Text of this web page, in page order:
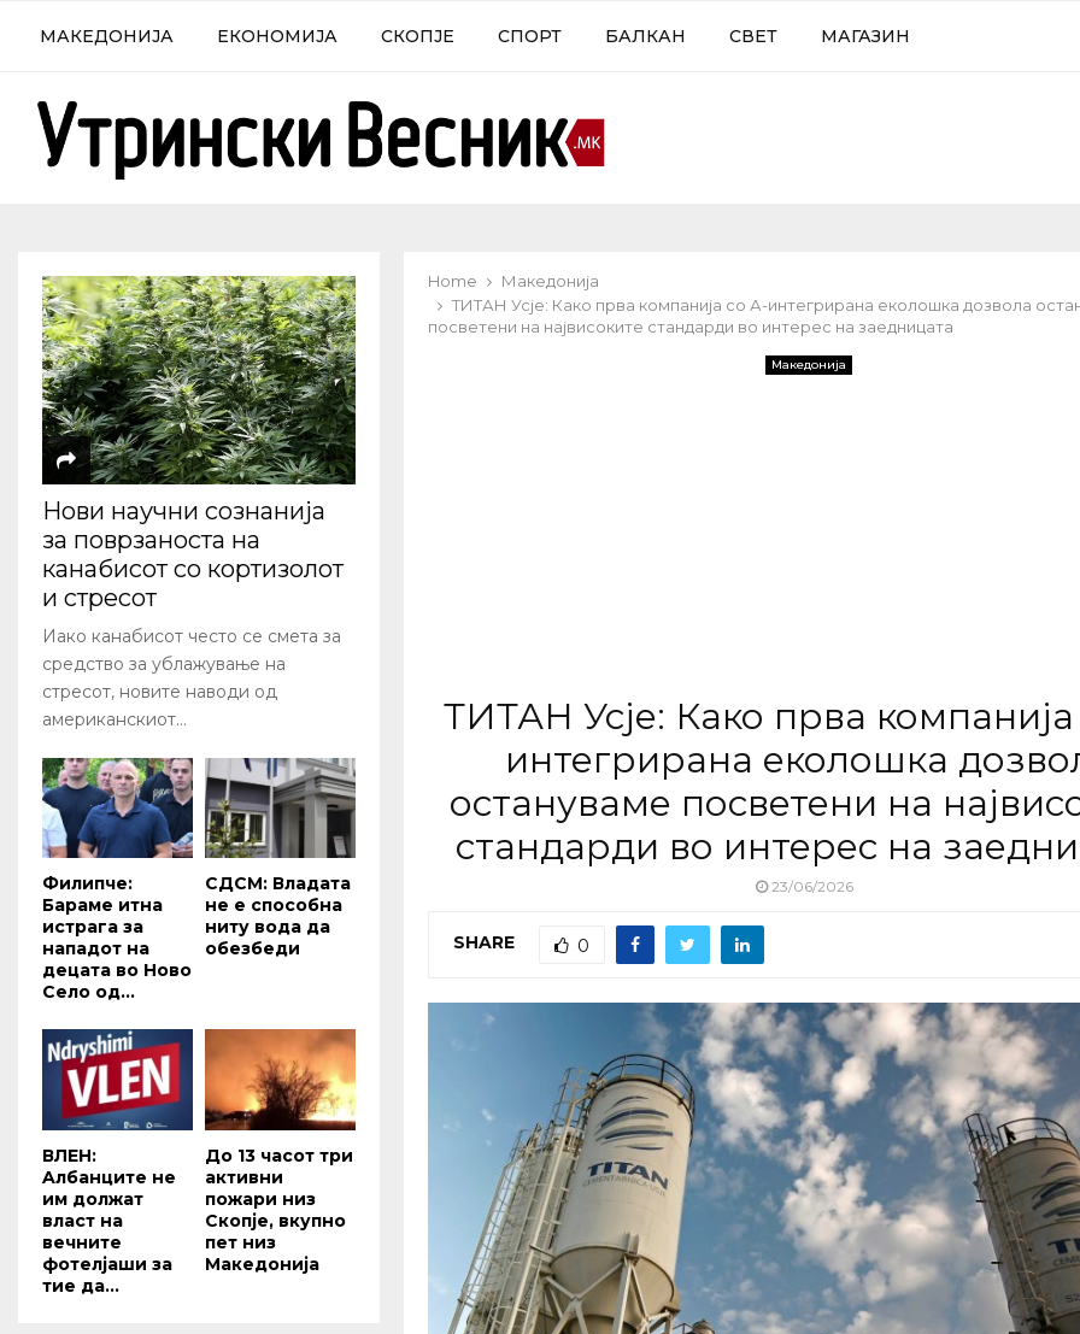
МАКЕДОНИЈА ЕКОНОМИЈА СКОПЈЕ СПОРТ БАЛКАН СВЕТ МАГАЗИН
Home
Македонија
ТИТАН Усје: Како прва компанија со А-интегрирана еколошка дозвола
посветени на највисоките стандарди во интерес на заедницата
Македонија
ТИТАН Усје: Како прва
интегрирана еколошка
остануваме посветени на
стандарди во интерес на
23/06/2026
SHARE 0
Нови научни сознанија
за поврзаноста на
канабисот со кортизолот
и стресот
Иако канабисот често се смета за
средство за ублажување на
стресот, новите наводи од
американскиот...
Филипче:
Бараме итна
истрага за
нападот на
децата во Ново
Село од...
СДСМ: Владата
не е способна
ниту вода да
обезбеди
ВЛЕН:
Aлбанците не
им должат
власт на
вечните
фотелјаши за
тие да...
До 13 часот три
активни
пожари низ
Скопје, вкупно
пет низ
Македонија